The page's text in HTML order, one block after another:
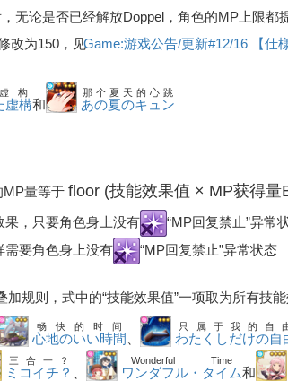
无论是否已经解放Doppel，角色的MP上限都
改为150，见Game:游戏公告/更新#12/16 【仕
虚構
构
和 あの夏のキュン
那个夏天的心跳
MP量等于floor (技能效果值 × MP获得量
果，只要角色身上没有
“MP回复禁止”异常
需要角色身上没有
“MP回复禁止”异常状态
规则，式中的“技能效果值”一项取为所有技
心地のいい時間
畅快的时间
わたくしだけの自
只属于我的自
ミコイチ？
三合一？
ワンダフル・タイム
Wonderful Time
和